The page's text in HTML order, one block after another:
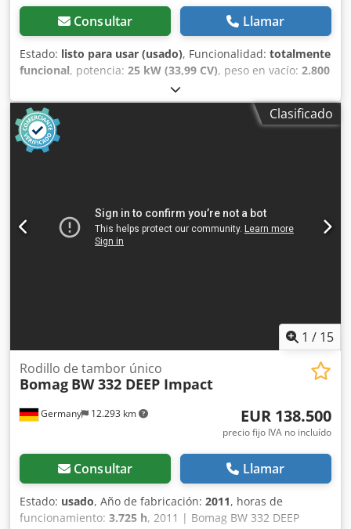
Consultar Llamar
Estado: listo para usar (usado), Funcionalidad: totalmente
funcional, potencia: 25 kW (33,99 CV), peso en vacío: 2.800
, horas de funcionamiento:
2.950 h, BOMAG BW120AD-4 Año de fabricación: 2007
Según el contador, 2.950 horas 25,2 kW, motor Kubota
2.800 kg Precio de venta: 9.900 €, neto BOMAG BW100AD-4
Año de fabricación: 2005 Según el contador, 6.594 horas
motor Deutz 2.450 kg Precio de venta: 8.800 €, neto Hamm
HD 10 Año de fabricación: 2006 Según el contador, 7.771
horas 20,1 kW, motor Deutz 2.450 kg Precio de venta: 8.800
Clasificado
1 / 15
Germany 12.293 km
Rodillo de tambor único
Bomag BW 332 DEEP Impact
EUR 138.500
precio fijo IVA no incluído
Consultar Llamar
Estado: usado, Año de fabricación: 2011, horas de
funcionamiento: 3.725 h, 2011 | Bomag BW 332 DEEP